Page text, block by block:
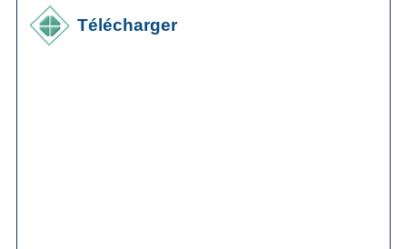
Télécharger